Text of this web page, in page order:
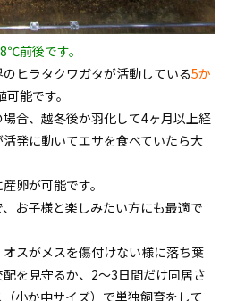
前後です。
ヒラタクワガタが活動している5か
可能です。
合、越冬後か羽化して4ヶ月以上経
発に動いてエサを食べていたら大
卵が可能です。
お子様と楽しみたい方にも最適で
スがメスを傷付けない様に落ち葉
を見守るか、2～3日間だけ同居さ
小か中サイズ）で単独飼育をして